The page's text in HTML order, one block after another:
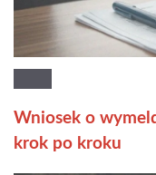
Wniosek o
krok po kroku